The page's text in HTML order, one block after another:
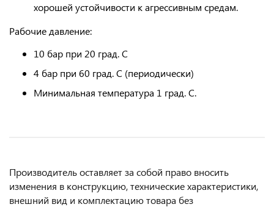
хорошей устойчивости к агрессивным средам.
Рабочие давление:
10 бар при 20 град. С
4 бар при 60 град. С (периодически)
Минимальная температура 1 град. С.
Производитель оставляет за собой право вносить
изменения в конструкцию, технические характеристики,
внешний вид и комплектацию товара без